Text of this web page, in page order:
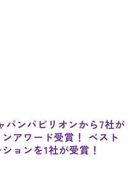
パンパビリオンから7社が
アワード受賞！ ベスト
ョンを1社が受賞！